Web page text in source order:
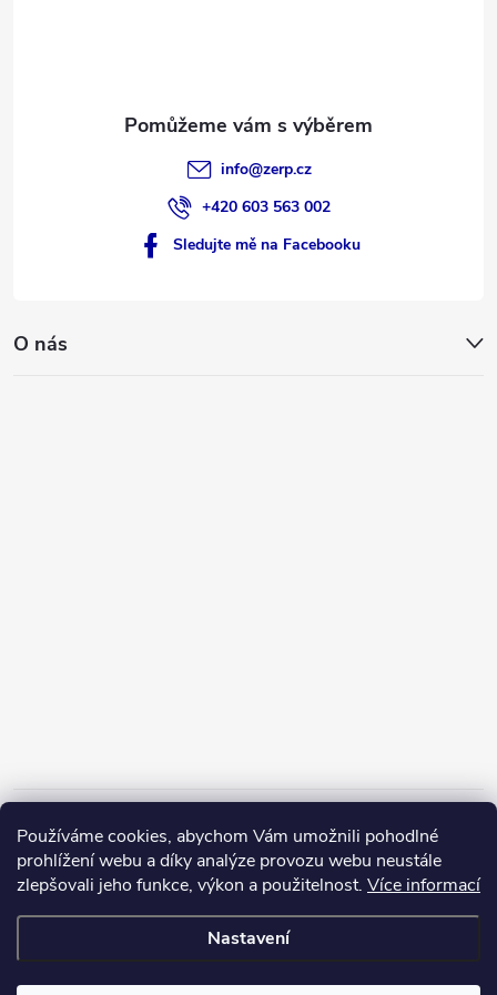
Používáme cookies, abychom Vám umožnili pohodlné
prohlížení webu a díky analýze provozu webu neustále
zlepšovali jeho funkce, výkon a použitelnost. Více informací
Nastavení
info@zerp.cz
+420 603 563 002
Sledujte mě na Facebooku
O nás
Copyright 2026ZERP Rybářské potřeby. Všechna práva vyhrazena.